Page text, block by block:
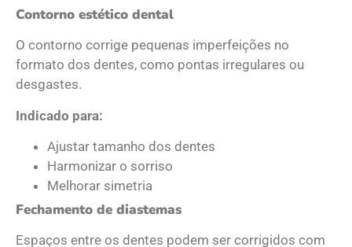
Contorno estético dental
O contorno corrige pequenas imperfeições no
formato dos dentes, como pontas irregulares ou
desgastes.
Indicado para:
Ajustar tamanho dos dentes
Harmonizar o sorriso
Melhorar simetria
Fechamento de diastemas
Espaços entre os dentes podem ser corrigidos com